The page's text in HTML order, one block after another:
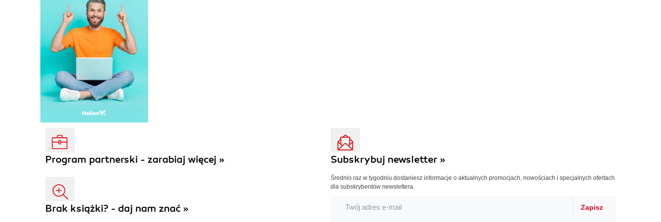
Program partnerski - zarabiaj więcej »
Brak książki? - daj nam znać »
Subskrybuj newsletter »
Średnio raz w tygodniu dostaniesz informacje o aktualnych promocjach, nowościach i specjalnych ofertach
dla subskrybentów newslettera.
Zapisz